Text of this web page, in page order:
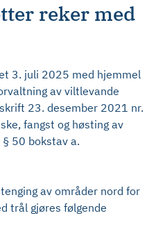
reker med
3. juli 2025 med hjemmel
av viltlevande
23. desember 2021 nr.
fangst og høsting av
50 bokstav a.
av områder nord for
trål gjøres følgende